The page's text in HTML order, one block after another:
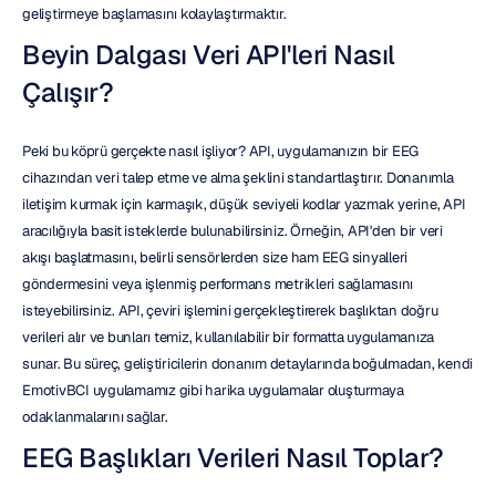
geliştirmeye başlamasını kolaylaştırmaktır.
Beyin Dalgası Veri API'leri Nasıl
Çalışır?
Peki bu köprü gerçekte nasıl işliyor? API, uygulamanızın bir EEG
cihazından veri talep etme ve alma şeklini standartlaştırır. Donanımla
iletişim kurmak için karmaşık, düşük seviyeli kodlar yazmak yerine, API
aracılığıyla basit isteklerde bulunabilirsiniz. Örneğin, API'den bir veri
akışı başlatmasını, belirli sensörlerden size ham EEG sinyalleri
göndermesini veya işlenmiş performans metrikleri sağlamasını
isteyebilirsiniz. API, çeviri işlemini gerçekleştirerek başlıktan doğru
verileri alır ve bunları temiz, kullanılabilir bir formatta uygulamanıza
sunar. Bu süreç, geliştiricilerin donanım detaylarında boğulmadan, kendi
EmotivBCI uygulamamız gibi harika uygulamalar oluşturmaya
odaklanmalarını sağlar.
EEG Başlıkları Verileri Nasıl Toplar?